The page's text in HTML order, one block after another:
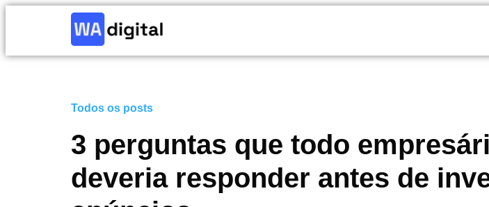
Todos os posts
3 perguntas que todo
deveria responder antes de